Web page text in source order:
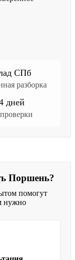
СПб
разборка
дней
Поршень?
помогут
нужно